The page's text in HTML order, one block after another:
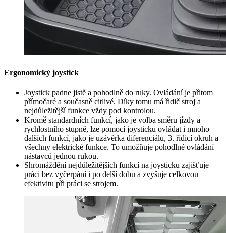
Ergonomický joystick
Joystick padne jistě a pohodlně do ruky. Ovládání je přitom
přímočaré a současně citlivé. Díky tomu má řidič stroj a
nejdůležitější funkce vždy pod kontrolou.
Kromě standardních funkcí, jako je volba směru jízdy a
rychlostního stupně, lze pomocí joysticku ovládat i mnoho
dalších funkcí, jako je uzávěrka diferenciálu, 3. řídicí okruh a
všechny elektrické funkce. To umožňuje pohodlné ovládání
nástavců jednou rukou.
Shromáždění nejdůležitějších funkcí na joysticku zajišťuje
práci bez vyčerpání i po delší dobu a zvyšuje celkovou
efektivitu při práci se strojem.